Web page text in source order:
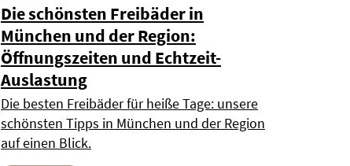
Die schönsten Freibäder in
München und der Region:
Öffnungszeiten und Echtzeit-
Auslastung
Die besten Freibäder für heiße Tage: unsere
schönsten Tipps in München und der Region
auf einen Blick.